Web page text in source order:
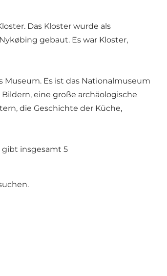
Das Kloster wurde als
gebaut. Es war Kloster,
Museum. Es ist das Nationalmuseum
eine große archäologische
die Geschichte der Küche,
gibt insgesamt 5